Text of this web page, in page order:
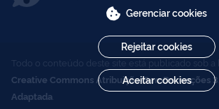
Todo o conteúdo deste site está publicado sob a
Creative Commons Atribuição-SemDerivações
Adaptada
Gerenciar cookies
Rejeitar cookies
Aceitar cookies